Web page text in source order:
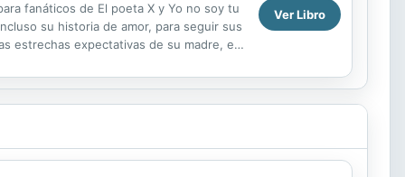
fanáticos de El poeta X y Yo no soy tu
su historia de amor, para seguir sus
estrechas expectativas de su madre, en
Ver Libro